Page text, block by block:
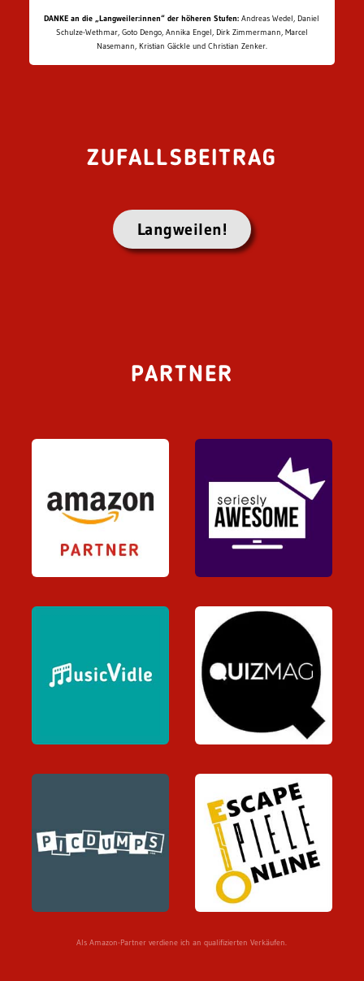
DANKE an die „Langweiler:innen“ der höheren Stufen: Andreas Wedel, Daniel
Schulze-Wethmar, Goto Dengo, Annika Engel, Dirk Zimmermann, Marcel
Nasemann, Kristian Gäckle und Christian Zenker.
ZUFALLSBEITRAG
Langweilen!
PARTNER
Als Amazon-Partner verdiene ich an qualifizierten Verkäufen.